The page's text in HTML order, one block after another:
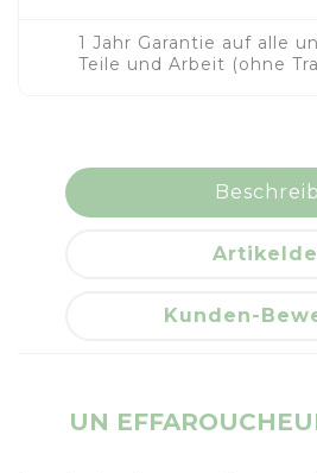
1 Jahr Garantie auf alle
Teile und Arbeit (ohne
Kunden-
UN